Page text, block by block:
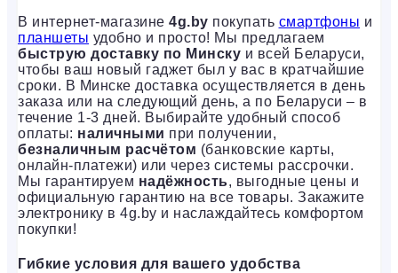
В интернет-магазине 4g.by покупать смартфоны и
планшеты удобно и просто! Мы предлагаем
быструю доставку по Минску и всей Беларуси,
чтобы ваш новый гаджет был у вас в кратчайшие
сроки. В Минске доставка осуществляется в день
заказа или на следующий день, а по Беларуси – в
течение 1-3 дней. Выбирайте удобный способ
оплаты: наличными при получении,
безналичным расчётом (банковские карты,
онлайн-платежи) или через системы рассрочки.
Мы гарантируем надёжность, выгодные цены и
официальную гарантию на все товары. Закажите
электронику в 4g.by и наслаждайтесь комфортом
покупки!
Гибкие условия для вашего удобства